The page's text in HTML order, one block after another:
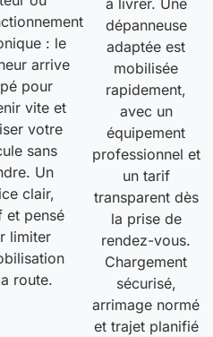
: le
arrive
pour
vite et
votre
sans
Un
clair,
et pensé
limiter
route.
à livrer. Une
dépanneuse
adaptée est
mobilisée
rapidement,
avec un
équipement
professionnel et
un tarif
transparent dès
la prise de
rendez-vous.
Chargement
sécurisé,
arrimage normé
et trajet planifié